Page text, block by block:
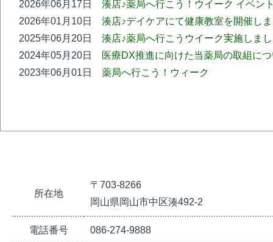
2026年06月17日 湊店♪薬局へ行こう！ウイーク イベン
2026年01月10日 湊店♪デイケアにて健康教室を開催し
2025年06月20日 湊店♪薬局へ行こうウイーク実施しま
2024年05月20日
医療DX推進に向けた当薬局の取組に
2023年06月01日 薬局へ行こう！ウィーク
所在地
〒703-8266
岡山県岡山市中区湊492-2
電話番号 086-274-9888